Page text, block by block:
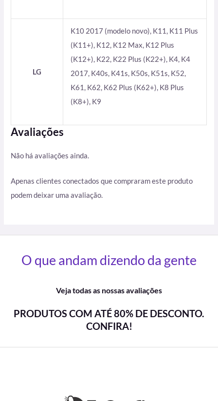
LG
K10 2017 (modelo novo), K11, K11 Plus
(K11+), K12, K12 Max, K12 Plus
(K12+), K22, K22 Plus (K22+), K4, K4
2017, K40s, K41s, K50s, K51s, K52,
K61, K62, K62 Plus (K62+), K8 Plus
(K8+), K9
Avaliações
Não há avaliações ainda.
Apenas clientes conectados que compraram este produto
podem deixar uma avaliação.
O que andam dizendo da gente
Veja todas as nossas avaliações
PRODUTOS COM ATÉ 80% DE DESCONTO.
CONFIRA!